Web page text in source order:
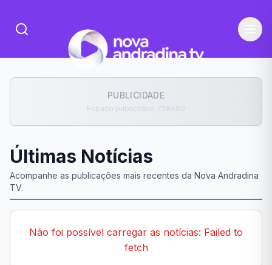
PUBLICIDADE
Espaço publicitário 728x90
Últimas Notícias
Acompanhe as publicações mais recentes da Nova Andradina
TV.
Não foi possível carregar as notícias: Failed to
fetch